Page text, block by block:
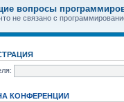
вопросы
не связано с
КОНФЕРЕНЦИИ